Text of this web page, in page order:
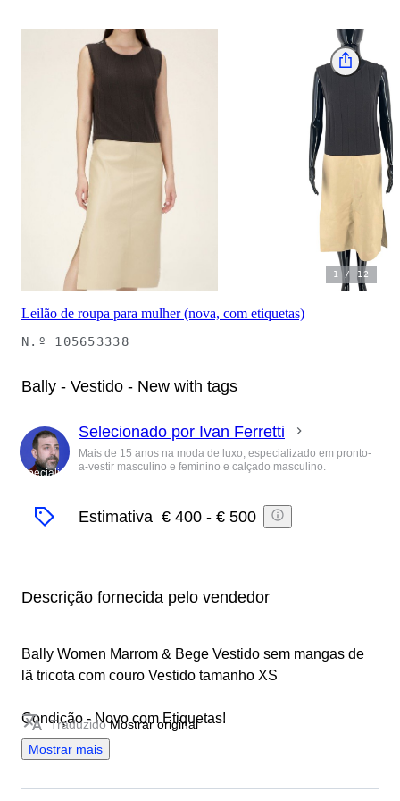
1 /12
Leilão de roupa para mulher (nova, com etiquetas)
N.º 105653338
Bally - Vestido - New with tags
Especialista
Selecionado por Ivan Ferretti
Mais de 15 anos na moda de luxo, especializado em pronto-
a-vestir masculino e feminino e calçado masculino.
Estimativa € 400 - € 500
Descrição fornecida pelo vendedor
Bally Women Marrom & Bege Vestido sem mangas de
lã tricota com couro Vestido tamanho XS
Condição - Novo com Etiquetas!
100% autêntico!
Traduzido Mostrar original
Mostrar mais